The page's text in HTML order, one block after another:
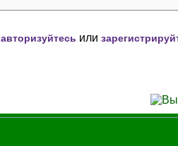
авторизуйтесь или